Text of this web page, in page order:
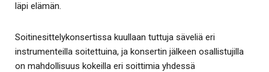
läpi elämän.
Soitinesittelykonsertissa kuullaan tuttuja säveliä eri
instrumenteilla soitettuina, ja konsertin jälkeen osallistujilla
on mahdollisuus kokeilla eri soittimia yhdessä